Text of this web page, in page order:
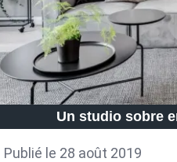
Un studio sobre
Publié le 28 août 2019